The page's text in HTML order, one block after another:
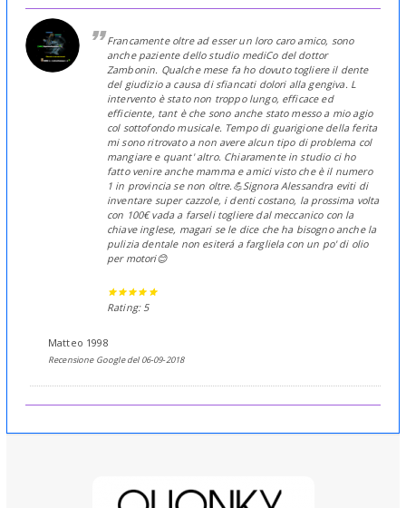
Francamente oltre ad esser un loro caro amico, sono
anche paziente dello studio mediCo del dottor
Zambonin. Qualche mese fa ho dovuto togliere il dente
del giudizio a causa di sfiancati dolori alla gengiva. L
intervento è stato non troppo lungo, efficace ed
efficiente, tant è che sono anche stato messo a mio agio
col sottofondo musicale. Tempo di guarigione della ferita
mi sono ritrovato a non avere alcun tipo di problema col
mangiare e quant' altro. Chiaramente in studio ci ho
fatto venire anche mamma e amici visto che è il numero
1 in provincia se non oltre.💪Signora Alessandra eviti di
inventare super cazzole, i denti costano, la prossima volta
con 100€ vada a farseli togliere dal meccanico con la
chiave inglese, magari se le dice che ha bisogno anche la
pulizia dentale non esiterá a fargliela con un po' di olio
per motori😊
Rating: 5
Matteo 1998
Recensione Google del 06-09-2018